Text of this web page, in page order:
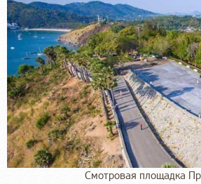
Смотровая площадка